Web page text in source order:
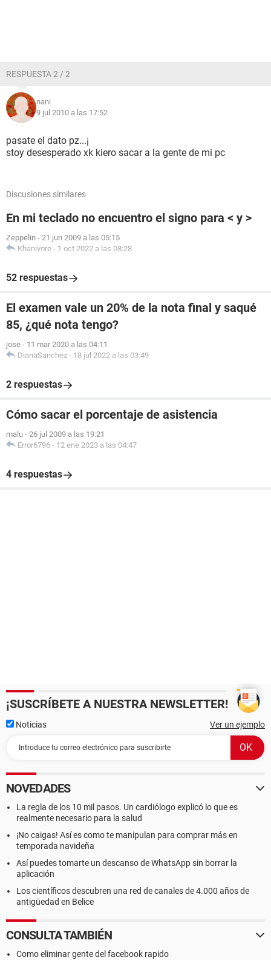
RESPUESTA 2 / 2
nani
9 jul 2010 a las 17:52
pasate el dato pz...¡
stoy desesperado xk kiero sacar a la gente de mi pc
Discusiones similares
En mi teclado no encuentro el signo para < y >
Zeppelin - 21 jun 2009 a las 05:15
Khanivore - 1 oct 2022 a las 08:28
52 respuestas
El examen vale un 20% de la nota final y saqué
85, ¿qué nota tengo?
jose - 11 mar 2020 a las 04:11
DianaSanchez - 18 jul 2022 a las 03:49
2 respuestas
Cómo sacar el porcentaje de asistencia
malu - 26 jul 2009 a las 19:21
Error6796 - 12 ene 2023 a las 04:47
4 respuestas
¡SUSCRÍBETE A NUESTRA NEWSLETTER!
Noticias Ver un ejemplo
NOVEDADES
La regla de los 10 mil pasos. Un cardiólogo explicó lo que es
realmente necesario para la salud
¡No caigas! Así es como te manipulan para comprar más en
temporada navideña
Así puedes tomarte un descanso de WhatsApp sin borrar la
aplicación
Los científicos descubren una red de canales de 4.000 años de
antigüedad en Belice
CONSULTA TAMBIÉN
Como eliminar gente del facebook rapido